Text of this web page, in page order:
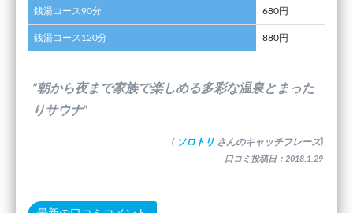
銭湯コース90分 680円
銭湯コース120分 880円
”朝から夜まで家族で楽しめる多彩な温泉とまった
りサウナ”
( ソロトリ さんのキャッチフレーズ)
口コミ投稿日：2018.1.29